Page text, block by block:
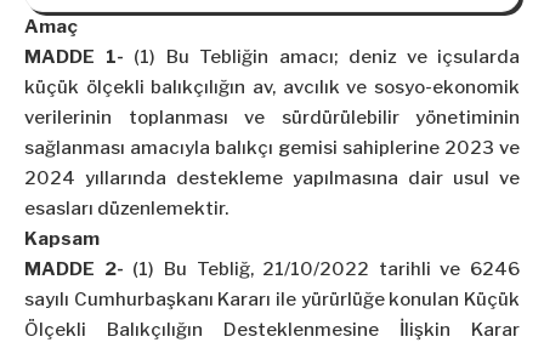
Amaç
MADDE 1- (1) Bu Tebliğin amacı; deniz ve içsularda
küçük ölçekli balıkçılığın av, avcılık ve sosyo-ekonomik
verilerinin toplanması ve sürdürülebilir yönetiminin
sağlanması amacıyla balıkçı gemisi sahiplerine 2023 ve
2024 yıllarında destekleme yapılmasına dair usul ve
esasları düzenlemektir.
Kapsam
MADDE 2- (1) Bu Tebliğ, 21/10/2022 tarihli ve 6246
sayılı Cumhurbaşkanı Kararı ile yürürlüğe konulan Küçük
Ölçekli Balıkçılığın Desteklenmesine İlişkin Karar